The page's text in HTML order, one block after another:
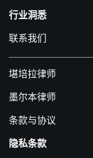
行业洞悉
联系我们
堪培拉律师
墨尔本律师
条款与协议
隐私条款